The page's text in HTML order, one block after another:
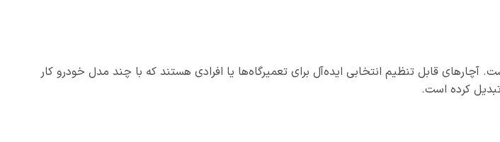
آچارهای قابل تنظیم انتخابی ایده‌آل برای تعمیرگاه‌ها یا افرادی هستند که با چند مدل خودرو کار
کرده است.